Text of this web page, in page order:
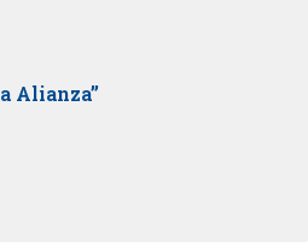
Alianza”